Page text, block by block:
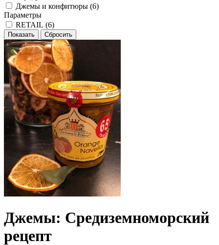
Джемы и конфитюры (6)
Параметры
RETAIL (6)
Джемы: Средиземноморский
рецепт